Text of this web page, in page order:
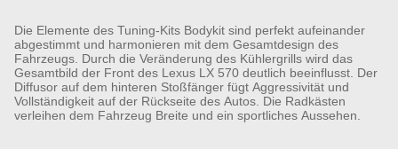
Die Elemente des Tuning-Kits Bodykit sind perfekt aufeinander
abgestimmt und harmonieren mit dem Gesamtdesign des
Fahrzeugs. Durch die Veränderung des Kühlergrills wird das
Gesamtbild der Front des Lexus LX 570 deutlich beeinflusst. Der
Diffusor auf dem hinteren Stoßfänger fügt Aggressivität und
Vollständigkeit auf der Rückseite des Autos. Die Radkästen
verleihen dem Fahrzeug Breite und ein sportliches Aussehen.